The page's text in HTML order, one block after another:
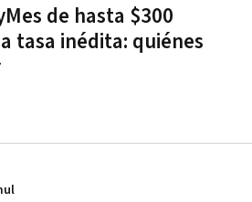
de hasta $300
tasa inédita: quiénes